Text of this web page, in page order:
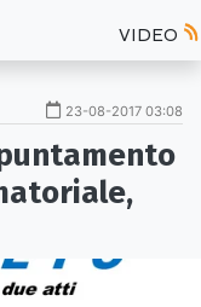
VIDEO
23-08-2017 03:08